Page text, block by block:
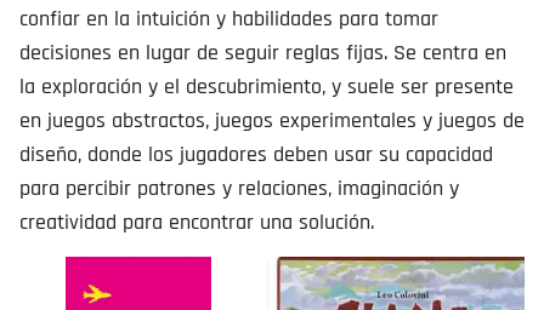
confiar en la intuición y habilidades para tomar
decisiones en lugar de seguir reglas fijas. Se centra en
la exploración y el descubrimiento, y suele ser presente
en juegos abstractos, juegos experimentales y juegos de
diseño, donde los jugadores deben usar su capacidad
para percibir patrones y relaciones, imaginación y
creatividad para encontrar una solución.